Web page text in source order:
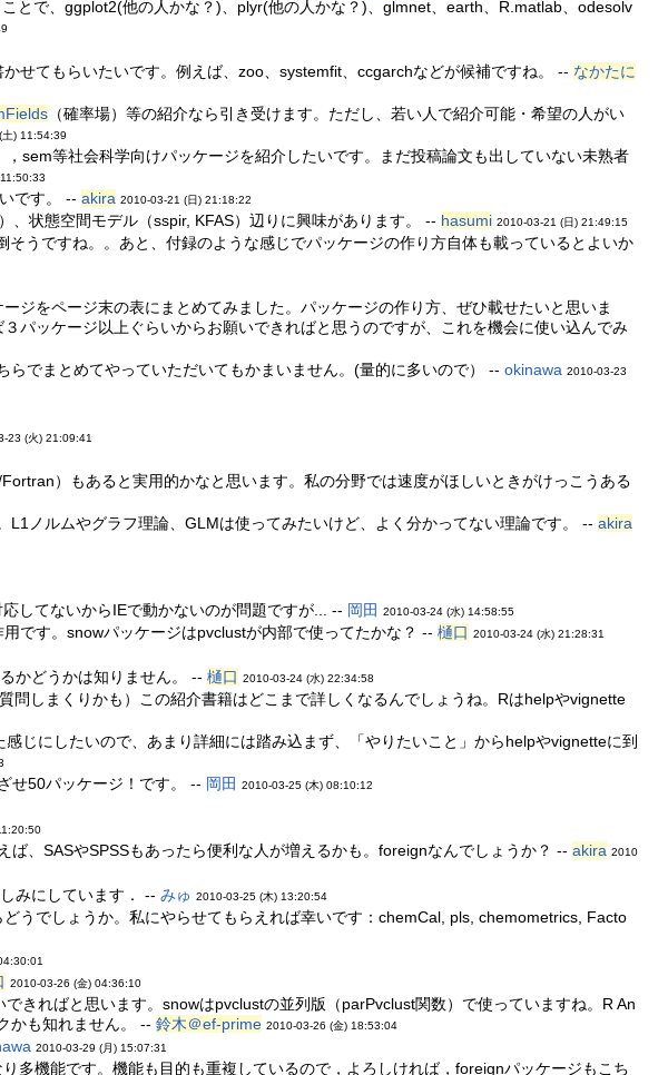
とで、ggplot2(他の人かな？)、plyr(他の人かな？)、glmnet、earth、R.matlab、odesolv
せてもらいたいです。例えば、zoo、systemfit、ccgarchなどが候補ですね。 -- なかたに
（確率場）等の紹介なら引き受けます。ただし、若い人で紹介可能・希望の人がい
) 11:54:39
sem等社会科学向けパッケージを紹介したいです。まだ投稿論文も出していない未熟者
です。 -- akira 2010-03-21 (日) 21:18:22
状態空間モデル（sspir, KFAS）辺りに興味があります。 -- hasumi 2010-03-21 (日) 21:49:15
うですね。。あと、付録のような感じでパッケージの作り方自体も載っているとよいか
ジをページ末の表にまとめてみました。パッケージの作り方、ぜひ載せたいと思いま
パッケージ以上ぐらいからお願いできればと思うのですが、これを機会に使い込んでみ
でまとめてやっていただいてもかまいません。(量的に多いので） -- okinawa 2010-03-23
23 (火) 21:09:41
Fortran）もあると実用的かなと思います。私の分野では速度がほしいときがけっこうある
ノルムやグラフ理論、GLMは使ってみたいけど、よく分かってない理論です。 -- akira
してないからIEで動かないのが問題ですが... -- 岡田 2010-03-24 (水) 14:58:55
です。snowパッケージはpvclustが内部で使ってたかな？ -- 樋口 2010-03-24 (水) 21:28:31
かどうかは知りません。 -- 樋口 2010-03-24 (水) 22:34:58
しまくりかも）この紹介書籍はどこまで詳しくなるんでしょうね。Rはhelpやvignette
じにしたいので、あまり詳細には踏み込まず、「やりたいこと」からhelpやvignetteに到
せ50パッケージ！です。 -- 岡田 2010-03-25 (木) 08:10:12
、SASやSPSSもあったら便利な人が増えるかも。foreignなんでしょうか？ -- akira 2010
みにしています． -- みゅ 2010-03-25 (木) 13:20:54
うでしょうか。私にやらせてもらえれば幸いです：chemCal, pls, chemometrics, Facto
2010-03-26 (金) 04:36:10
きればと思います。snowはpvclustの並列版（parPvclust関数）で使っていますね。R An
かも知れません。 -- 鈴木＠ef-prime 2010-03-26 (金) 18:53:04
2010-03-29 (月) 15:07:31
機能です。機能も目的も重複しているので，よろしければ，foreignパッケージもこち